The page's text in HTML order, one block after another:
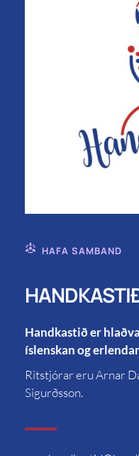
HAFA SAMBAND
Handkastið er
íslenskan og
Ritstjórar eru Arnar
Sigurðsson.